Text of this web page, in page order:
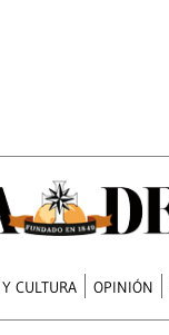
CULTURA OPINIÓN